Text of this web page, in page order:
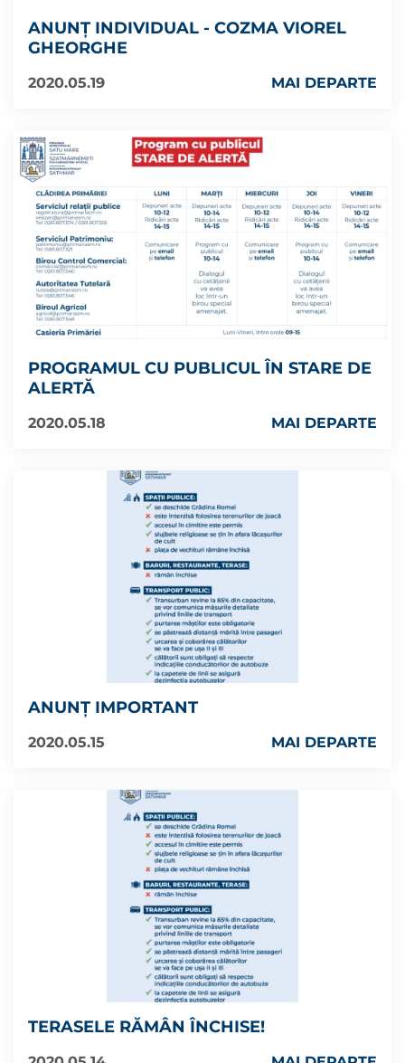
ANUNȚ INDIVIDUAL - COZMA VIOREL
GHEORGHE
2020.05.19 MAI DEPARTE
PROGRAMUL CU PUBLICUL ÎN STARE DE
ALERTĂ
2020.05.18 MAI DEPARTE
ANUNȚ IMPORTANT
2020.05.15 MAI DEPARTE
TERASELE RĂMÂN ÎNCHISE!